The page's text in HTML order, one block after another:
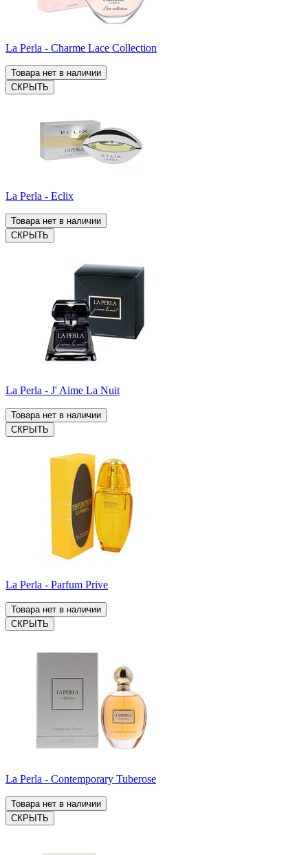
La Perla - Charme Lace Collection
Товара нет в наличии
СКРЫТЬ
La Perla - Eclix
Товара нет в наличии
СКРЫТЬ
La Perla - J' Aime La Nuit
Товара нет в наличии
СКРЫТЬ
La Perla - Parfum Prive
Товара нет в наличии
СКРЫТЬ
La Perla - Contemporary Tuberose
Товара нет в наличии
СКРЫТЬ